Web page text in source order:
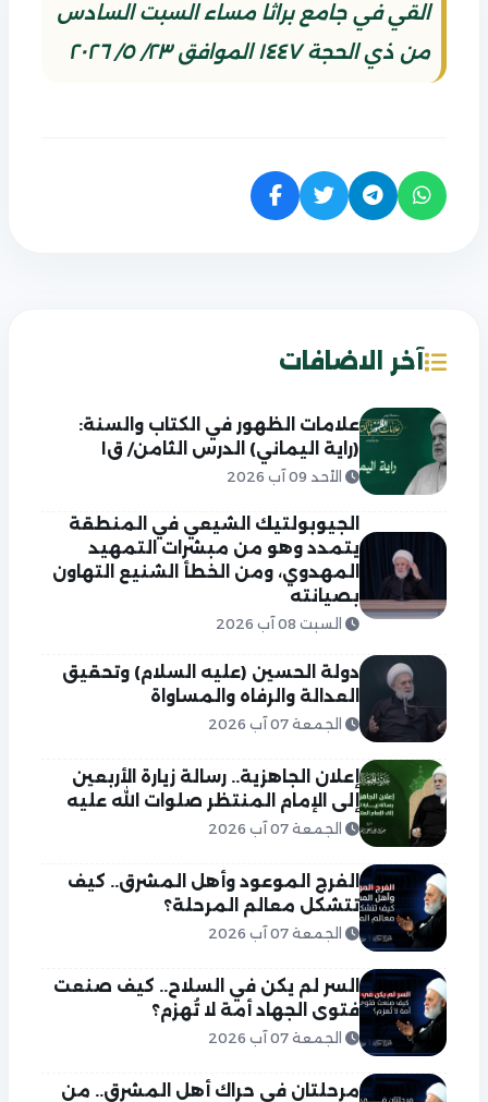
القي في جامع براثا مساء السبت السادس
من ذي الحجة ١٤٤٧ الموافق ٢٣/ ٥/ ٢٠٢٦
آخر الاضافات
علامات الظهور في الكتاب والسنة:
(راية اليماني) الدرس الثامن/ ق١
الأحد 09 آب 2026
الجيوبولتيك الشيعي في المنطقة
يتمدد وهو من مبشرات التمهيد
المهدوي، ومن الخطأ الشنيع التهاون
بصيانته
السبت 08 آب 2026
دولة الحسين (عليه السلام) وتحقيق
العدالة والرفاه والمساواة
الجمعة 07 آب 2026
إعلان الجاهزية.. رسالة زيارة الأربعين
إلى الإمام المنتظر صلوات الله عليه
الجمعة 07 آب 2026
الفرج الموعود وأهل المشرق.. كيف
تتشكل معالم المرحلة؟
الجمعة 07 آب 2026
السر لم يكن في السلاح.. كيف صنعت
فتوى الجهاد أمة لا تُهزم؟
الجمعة 07 آب 2026
مرحلتان في حراك أهل المشرق.. من